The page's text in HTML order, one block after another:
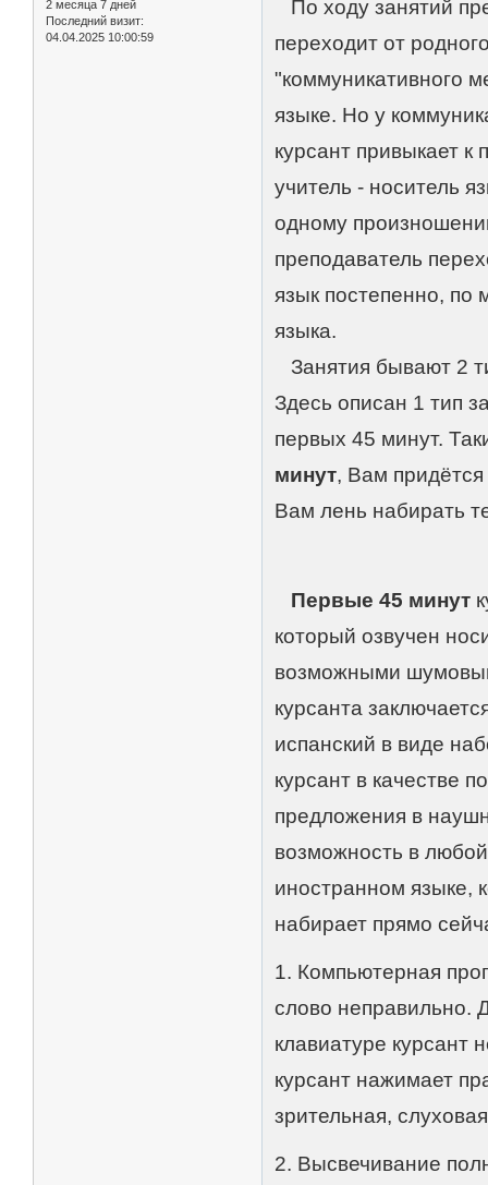
2 месяца 7 дней
Последний визит:
04.04.2025 10:00:59
По ходу занятий
переходит от
"коммуникативного
языке. Но у
курсант привыкает
учитель - носитель
одному
преподаватель
язык постепенно, по
языка.
Занятия бывают 2
Здесь описан 1 тип
первых 45 минут.
минут, Вам
Вам лень набирать
Первые 45 минут
который озвучен
возможными
курсанта
испанский в виде
курсант в качестве
предложения в
возможность в
иностранном языке,
набирает прямо
1. Компьютерная
слово неправильно.
клавиатуре курсант
курсант нажимает
зрительная,
2. Высвечивание